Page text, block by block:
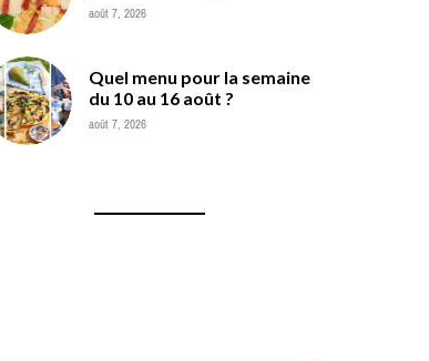
août 7, 2026
Quel menu pour la semaine
du 10 au 16 août ?
août 7, 2026